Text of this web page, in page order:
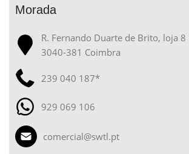
Morada
R. Fernando Duarte de Brito, loja 8
3040-381 Coimbra
239 040 187*
929 069 106
comercial@swtl.pt